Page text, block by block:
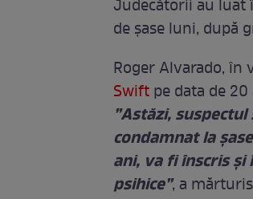
Judecătorii au luat
de șase luni, după
Roger Alvarado, în
Swiftpe data de
”Astăzi,
condamnat la
ani, va fi înscris
psihice”, a